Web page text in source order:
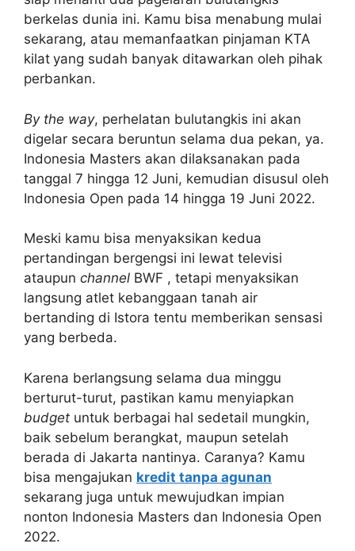
berkelas dunia ini. Kamu bisa menabung mulai
sekarang, atau memanfaatkan pinjaman KTA
kilat yang sudah banyak ditawarkan oleh pihak
perbankan.
By the way, perhelatan bulutangkis ini akan
digelar secara beruntun selama dua pekan, ya.
Indonesia Masters akan dilaksanakan pada
tanggal 7 hingga 12 Juni, kemudian disusul oleh
Indonesia Open pada 14 hingga 19 Juni 2022.
Meski kamu bisa menyaksikan kedua
pertandingan bergengsi ini lewat televisi
ataupun channel BWF , tetapi menyaksikan
langsung atlet kebanggaan tanah air
bertanding di Istora tentu memberikan sensasi
yang berbeda.
Karena berlangsung selama dua minggu
berturut-turut, pastikan kamu menyiapkan
budget untuk berbagai hal sedetail mungkin,
baik sebelum berangkat, maupun setelah
berada di Jakarta nantinya. Caranya? Kamu
bisa mengajukan kredit tanpa agunan
sekarang juga untuk mewujudkan impian
nonton Indonesia Masters dan Indonesia Open
2022.